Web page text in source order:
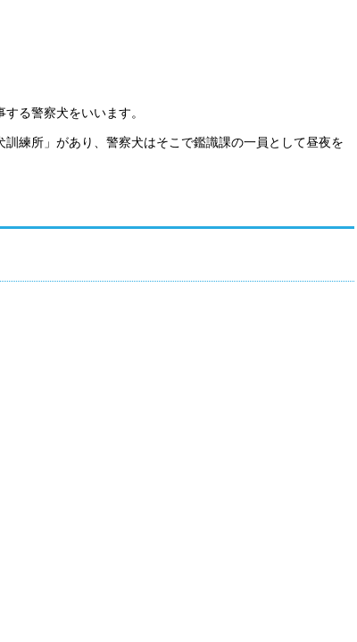
る警察犬をいいます。
練所」があり、警察犬はそこで鑑識課の一員として昼夜を